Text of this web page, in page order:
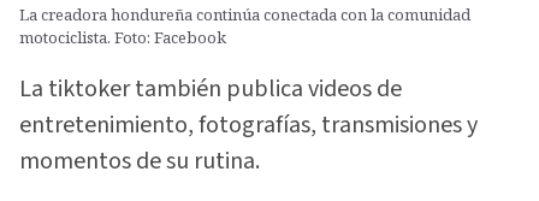
La creadora hondureña continúa conectada con la comunidad
motociclista. Foto: Facebook
La tiktoker también publica videos de
entretenimiento, fotografías, transmisiones y
momentos de su rutina.